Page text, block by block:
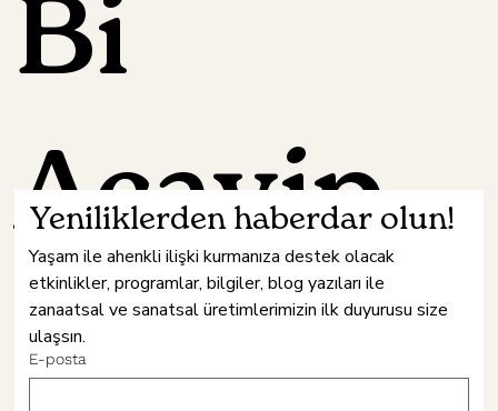
Bi
Acayip
Hâne
Yeniliklerden haberdar olun!
Yaşam ile ahenkli ilişki kurmanıza destek olacak
etkinlikler, programlar, bilgiler, blog yazıları ile
zanaatsal ve sanatsal üretimlerimizin ilk duyurusu size
ulaşsın.
E-posta